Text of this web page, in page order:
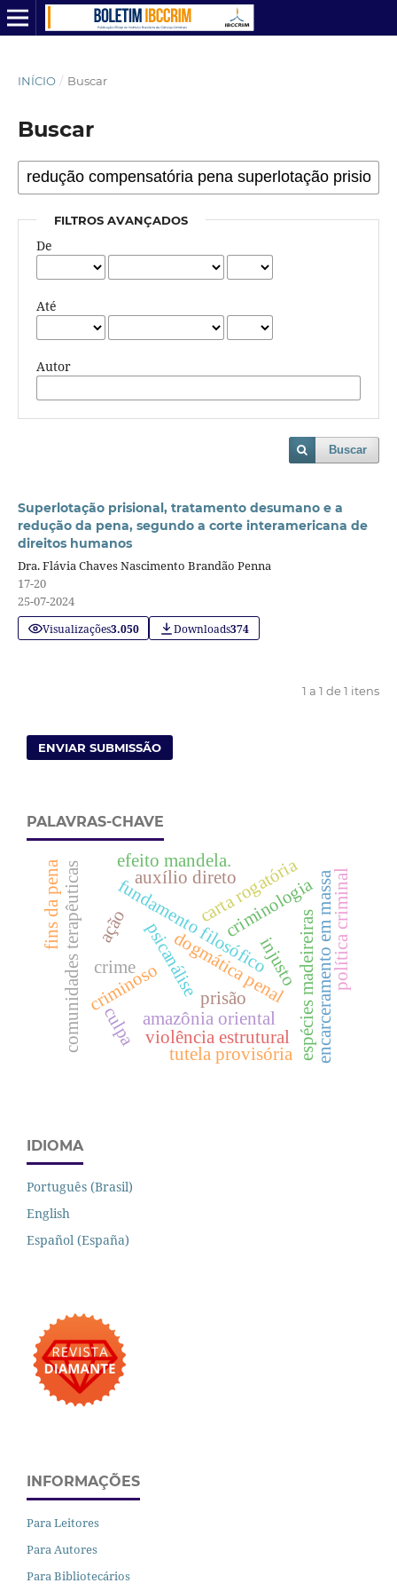
INÍCIO / Buscar
Buscar
FILTROS AVANÇADOS
De
Até
Autor
Buscar
Superlotação prisional, tratamento desumano e a
redução da pena, segundo a corte interamericana de
direitos humanos
Dra. Flávia Chaves Nascimento Brandão Penna
17-20
25-07-2024
Visualizações3.050 Downloads374
1 a 1 de 1 itens
ENVIAR SUBMISSÃO
PALAVRAS-CHAVE
ação
crime dogmática penal
fundamento filosófico
criminologia
criminosopsicanálise injusto
culpa encarceramento em massa
comunidades terapêuticas espécies madeireiras
amazônia oriental
fins da pena política criminal
carta rogatória
auxílio direto
violência estrutural
prisão
tutela provisória
efeito mandela.
IDIOMA
Português (Brasil)
English
Español (España)
INFORMAÇÕES
Para Leitores
Para Autores
Para Bibliotecários